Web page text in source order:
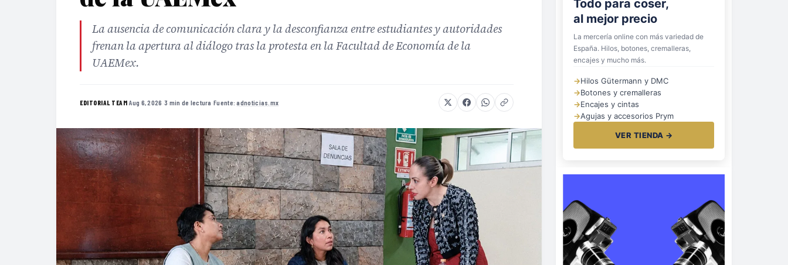
La ausencia de comunicación clara y la desconfianza entre estudiantes y autoridades
frenan la apertura al diálogo tras la protesta en la Facultad de Economía de la
UAEMex.
EDITORIAL TEAM·Aug 6, 2026 ·3 min de lectura ·Fuente:adnoticias.mx
Todo para coser,
al mejor precio
La mercería online con más variedad de
España. Hilos, botones, cremalleras,
encajes y mucho más.
→Hilos Gütermann y DMC
→Botones y cremalleras
→Encajes y cintas
→Agujas y accesorios Prym
VER TIENDA →